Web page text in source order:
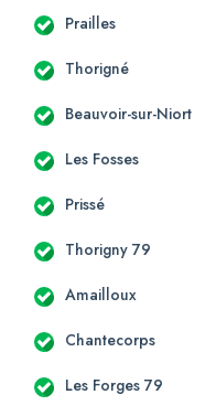
Prailles
Thorigné
Beauvoir-sur-Niort
Les Fosses
Prissé
Thorigny 79
Amailloux
Chantecorps
Les Forges 79